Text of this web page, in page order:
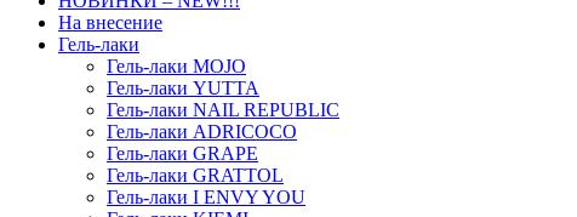
На внесение
Гель-лаки
Гель-лаки MOJO
Гель-лаки YUTTA
Гель-лаки NAIL REPUBLIC
Гель-лаки ADRICOCO
Гель-лаки GRAPE
Гель-лаки GRATTOL
Гель-лаки I ENVY YOU